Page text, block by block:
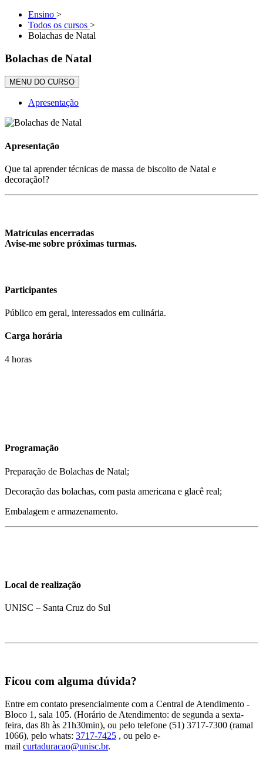
Ensino >
Todos os cursos >
Bolachas de Natal
Bolachas de Natal
MENU DO CURSO
Apresentação
Apresentação
Que tal aprender técnicas de massa de biscoito de Natal e
decoração!?
Matrículas encerradas
Avise-me sobre próximas turmas.
Participantes
Público em geral, interessados em culinária.
Carga horária
4 horas
Programação
Preparação de Bolachas de Natal;
Decoração das bolachas, com pasta americana e glacê real;
Embalagem e armazenamento.
Local de realização
UNISC – Santa Cruz do Sul
Ficou com alguma dúvida?
Entre em contato presencialmente com a Central de Atendimento -
Bloco 1, sala 105. (Horário de Atendimento: de segunda a sexta-
feira, das 8h às 21h30min), ou pelo telefone (51) 3717-7300 (ramal
1066), pelo whats: 3717-7425 , ou pelo e-
mail curtaduracao@unisc.br.